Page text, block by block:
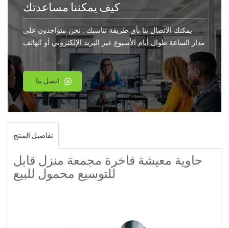
كيف يمكننا مساعدتك
يمكنك الاتصال بنا بأي طريقة تناسبك . نحن متواجدون على
مدار الساعة طوال أيام الأسبوع عبر البريد الإلكتروني أو الهاتف
اتصل بنا
تفاصيل المنتج
حاوية معيشة فاخرة مجمعة منزل قابل
للتوسيع محمول للبيع